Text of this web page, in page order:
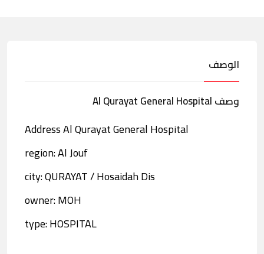
الوصف
وصف Al Qurayat General Hospital
Address Al Qurayat General Hospital
region: Al Jouf
city: QURAYAT / Hosaidah Dis
owner: MOH
type: HOSPITAL